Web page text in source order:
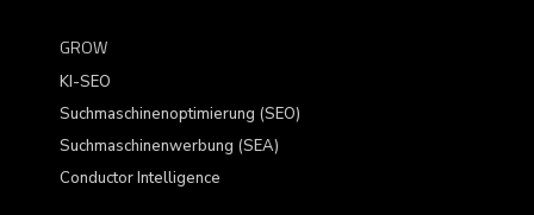
GROW
KI-SEO
Suchmaschinenoptimierung (SEO)
Suchmaschinenwerbung (SEA)
Conductor Intelligence